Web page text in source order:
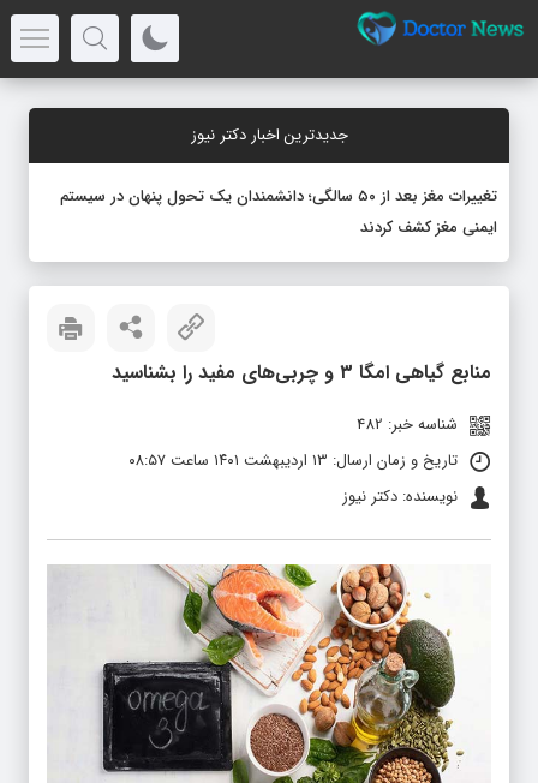
جدیدترین اخبار دکتر نیوز
تغییرات مغز بعد از ۵۰ سالگی؛ دانشمندان یک تحول پنهان در سیستم
ایمنی مغز کشف کردند
منابع گیاهی امگا ۳ و چربی‌های مفید را بشناسید
شناسه خبر: 482
تاریخ و زمان ارسال: ۱۳ اردیبهشت ۱۴۰۱ ساعت ۰۸:۵۷
نویسنده: دکتر نیوز